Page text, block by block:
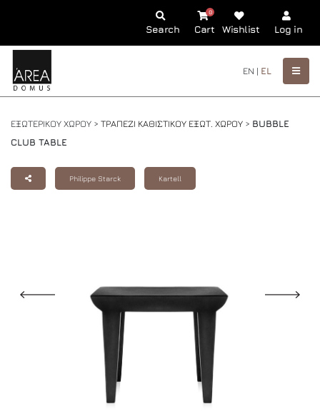
Search Cart
0
Wishlist Log in
EN | EL
ΕΞΩΤΕΡΙΚΟΥ ΧΩΡΟΥ > ΤΡΑΠΕΖΙ ΚΑΘΙΣΤΙΚΟΥ ΕΞΩΤ. ΧΩΡΟΥ > BUBBLE
CLUB TABLE
Philippe Starck Kartell